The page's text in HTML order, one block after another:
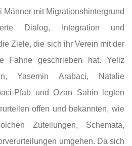
mit Migrationshintergrund
Dialog, Integration und
Ziele, die sich ihr Verein mit der
Fahne geschrieben hat. Yeliz
Yasemin Arabaci, Natalie
Pfab und Ozan Sahin legten
offen und bekannten, wie
Zuteilungen, Schemata,
umgehen. Da sich